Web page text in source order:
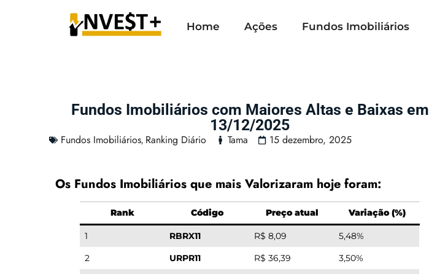
Home Ações Fundos Imobiliários
Fundos Imobiliários com Maiores Altas e Baixas em
13/12/2025
Fundos Imobiliários, Ranking Diário Tama 15 dezembro, 2025
Os Fundos Imobiliários que mais Valorizaram hoje foram:
Rank Código Preço atual Variação (%)
1 RBRX11 R$ 8,09
5,48%
2
URPR11 R$ 36,39
3,50%